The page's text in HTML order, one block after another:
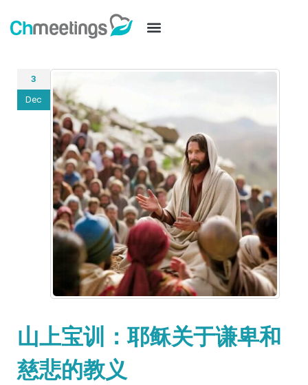
3
Dec
山上宝训：耶稣关于谦卑和
慈悲的教义